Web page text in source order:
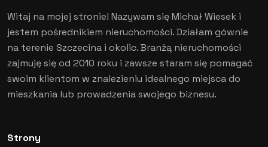
Witaj na mojej stronie! Nazywam się Michał Wiesek i
jestem pośrednikiem nieruchomości. Działam gównie
na terenie Szczecina i okolic. Branżą nieruchomości
zajmuję się od 2010 roku i zawsze staram się pomagać
swoim klientom w znalezieniu idealnego miejsca do
mieszkania lub prowadzenia swojego biznesu.
Strony